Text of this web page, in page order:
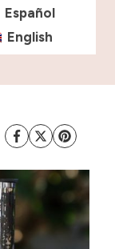
Español
English